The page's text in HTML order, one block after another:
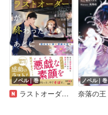
ノベル｜巻
ラストオーダーが終わったあとに～隙のない彼の視線の先は～【SS付き】
ノベル｜巻